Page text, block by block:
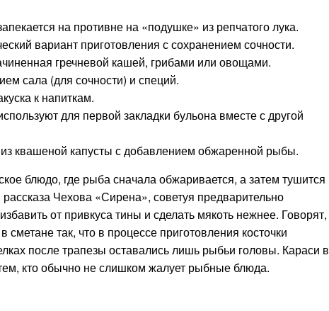
на противне на «подушке» из репчатого лука.
вариант приготовления с сохранением сочности.
гречневой кашей, грибами или овощами.
сала (для сочности) и специй.
к напиткам.
для первой закладки бульона вместе с другой
квашеной капусты с добавлением обжаренной рыбы.
блюдо, где рыба сначала обжаривается, а затем тушится
Чехова «Сирена», советуя предварительно
от привкуса тины и сделать мякоть нежнее. Говорят,
сметане так, что в процессе приготовления косточки
после трапезы оставались лишь рыбьи головы. Караси в
кто обычно не слишком жалует рыбные блюда.